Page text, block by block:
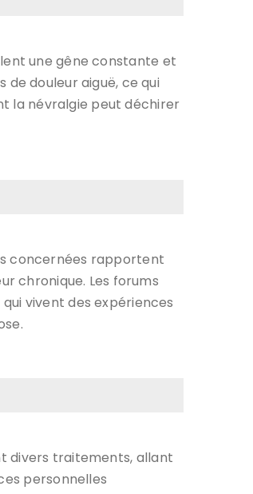
une gêne constante et
douleur aiguë, ce qui
la névralgie peut déchirer
concernées rapportent
chronique. Les forums
vivent des expériences
divers traitements, allant
personnelles